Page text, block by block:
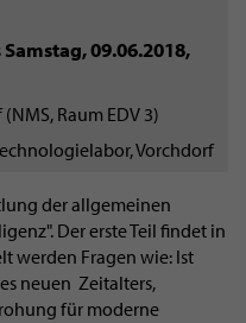
Samstag, 09.06.2018,
Raum EDV 3)
Vorchdorf
der allgemeinen
Der erste Teil findet in
werden Fragen wie: Ist
neuen Zeitalters,
für moderne